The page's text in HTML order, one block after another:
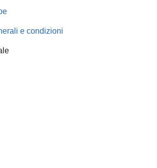
e condizioni